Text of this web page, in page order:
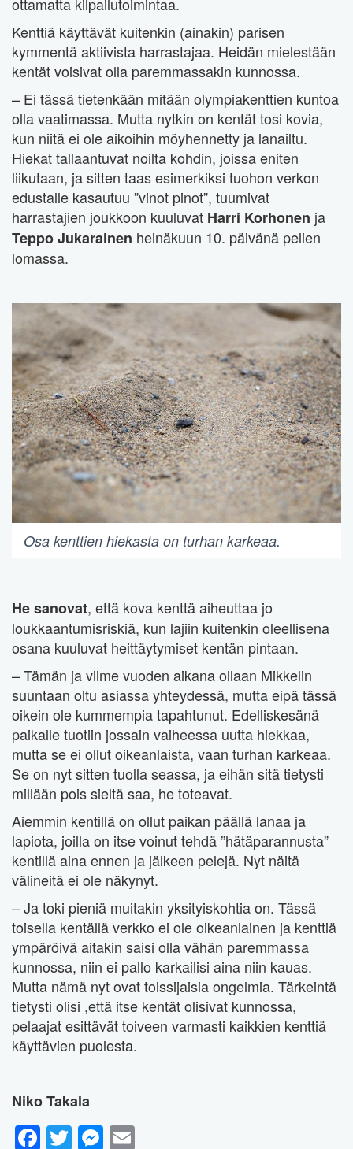
Kenttiä käyttävät kuitenkin (ainakin) parisen
kymmentä aktiivista harrastajaa. Heidän mielestään
kentät voisivat olla paremmassakin kunnossa.
– Ei tässä tietenkään mitään olympiakenttien kuntoa
olla vaatimassa. Mutta nytkin on kentät tosi kovia,
kun niitä ei ole aikoihin möyhennetty ja lanailtu.
Hiekat tallaantuvat noilta kohdin, joissa eniten
liikutaan, ja sitten taas esimerkiksi tuohon verkon
edustalle kasautuu ”vinot pinot”, tuumivat
harrastajien joukkoon kuuluvat Harri Korhonen ja
Teppo Jukarainen heinäkuun 10. päivänä pelien
lomassa.
Osa kenttien hiekasta on turhan karkeaa.
He sanovat, että kova kenttä aiheuttaa jo
loukkaantumisriskiä, kun lajiin kuitenkin oleellisena
osana kuuluvat heittäytymiset kentän pintaan.
– Tämän ja viime vuoden aikana ollaan Mikkelin
suuntaan oltu asiassa yhteydessä, mutta eipä tässä
oikein ole kummempia tapahtunut. Edelliskesänä
paikalle tuotiin jossain vaiheessa uutta hiekkaa,
mutta se ei ollut oikeanlaista, vaan turhan karkeaa.
Se on nyt sitten tuolla seassa, ja eihän sitä tietysti
millään pois sieltä saa, he toteavat.
Aiemmin kentillä on ollut paikan päällä lanaa ja
lapiota, joilla on itse voinut tehdä ”hätäparannusta”
kentillä aina ennen ja jälkeen pelejä. Nyt näitä
välineitä ei ole näkynyt.
– Ja toki pieniä muitakin yksityiskohtia on. Tässä
toisella kentällä verkko ei ole oikeanlainen ja kenttiä
ympäröivä aitakin saisi olla vähän paremmassa
kunnossa, niin ei pallo karkailisi aina niin kauas.
Mutta nämä nyt ovat toissijaisia ongelmia. Tärkeintä
tietysti olisi ,että itse kentät olisivat kunnossa,
pelaajat esittävät toiveen varmasti kaikkien kenttiä
käyttävien puolesta.
Niko Takala
Facebook
TwitterMessenger